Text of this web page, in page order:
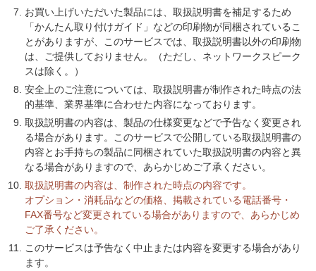
お買い上げいただいた製品には、取扱説明書を補足するため
「かんたん取り付けガイド」などの印刷物が同梱されているこ
とがありますが、このサービスでは、取扱説明書以外の印刷物
は、ご提供しておりません。（ただし、ネットワークスピーク
スは除く。）
安全上のご注意については、取扱説明書が制作された時点の法
的基準、業界基準に合わせた内容になっております。
取扱説明書の内容は、製品の仕様変更などで予告なく変更され
る場合があります。このサービスで公開している取扱説明書の
内容とお手持ちの製品に同梱されていた取扱説明書の内容と異
なる場合がありますので、あらかじめご了承ください。
取扱説明書の内容は、制作された時点の内容です。
オプション・消耗品などの価格、掲載されている電話番号・
FAX番号など変更されている場合がありますので、あらかじめ
ご了承ください。
このサービスは予告なく中止または内容を変更する場合があり
ます。